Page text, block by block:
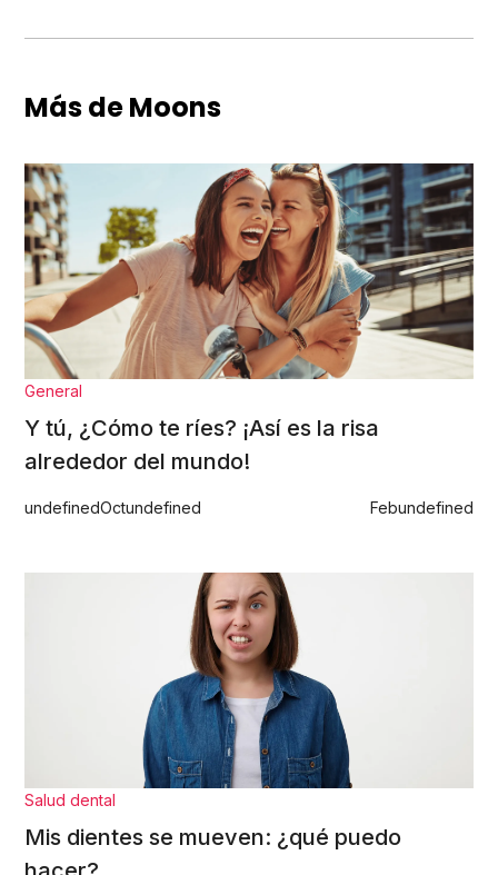
Más de Moons
General
Y tú, ¿Cómo te ríes? ¡Así es la risa
alrededor del mundo!
undefinedOctundefined Febundefined
Salud dental
Mis dientes se mueven: ¿qué puedo